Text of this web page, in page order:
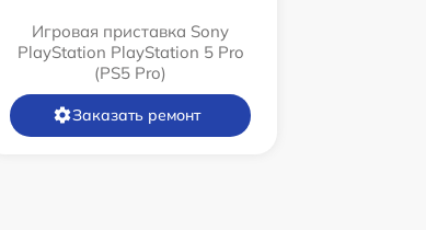
Игровая приставка Sony
PlayStation PlayStation 5 Pro
(PS5 Pro)
Заказать ремонт